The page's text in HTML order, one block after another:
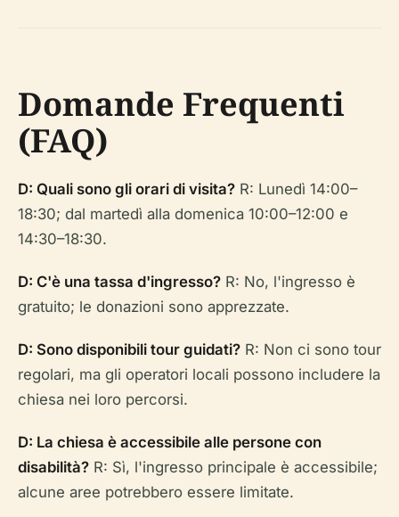
Domande Frequenti
(FAQ)
D: Quali sono gli orari di visita? R: Lunedì 14:00–
18:30; dal martedì alla domenica 10:00–12:00 e
14:30–18:30.
D: C'è una tassa d'ingresso? R: No, l'ingresso è
gratuito; le donazioni sono apprezzate.
D: Sono disponibili tour guidati? R: Non ci sono tour
regolari, ma gli operatori locali possono includere la
chiesa nei loro percorsi.
D: La chiesa è accessibile alle persone con
disabilità? R: Sì, l'ingresso principale è accessibile;
alcune aree potrebbero essere limitate.